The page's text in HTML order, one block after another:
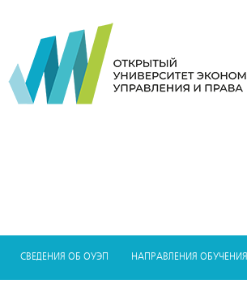
СВЕДЕНИЯ ОБ ОУЭП НАПРАВЛЕНИЯ ОБУЧЕНИЯ